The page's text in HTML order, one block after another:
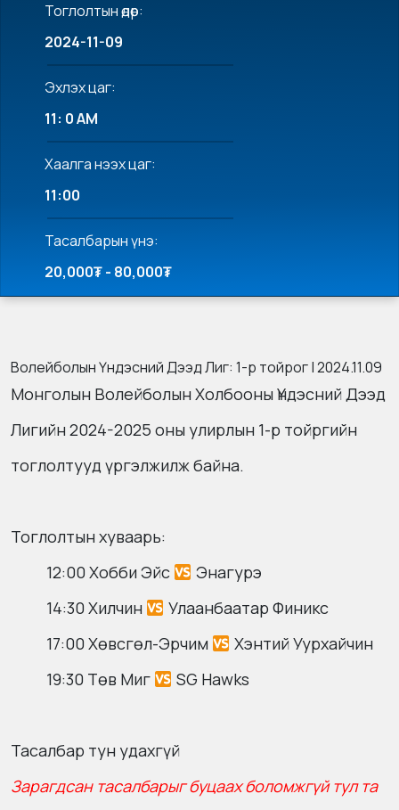
Тоглолтын өдөр:
2024-11-09
Эхлэх цаг:
11: 0 AM
Хаалга нээх цаг:
11:00
Тасалбарын үнэ:
20,000₮ - 80,000₮
Волейболын Үндэсний Дээд Лиг: 1-р тойрог | 2024.11.09
Монголын Волейболын Холбооны Үндэсний Дээд
Лигийн 2024-2025 оны улирлын 1-р тойргийн
тоглолтууд үргэлжилж байна.
Тоглолтын хуваарь:
12:00 Хобби Эйс
Энагурэ
14:30 Хилчин
Улаанбаатар Финикс
17:00 Хөвсгөл-Эрчим
Хэнтий Уурхайчин
19:30 Төв Миг
SG Hawks
Тасалбар тун удахгүй
Зарагдсан тасалбарыг буцаах боломжгүй тул та